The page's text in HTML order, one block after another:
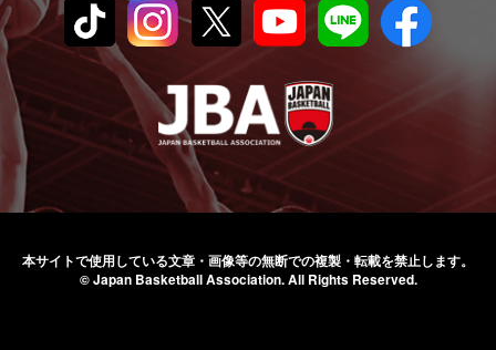
本サイトで使用している文章・画像等の無断での複製・転載を禁止します。
© Japan Basketball Association.All Rights Reserved.